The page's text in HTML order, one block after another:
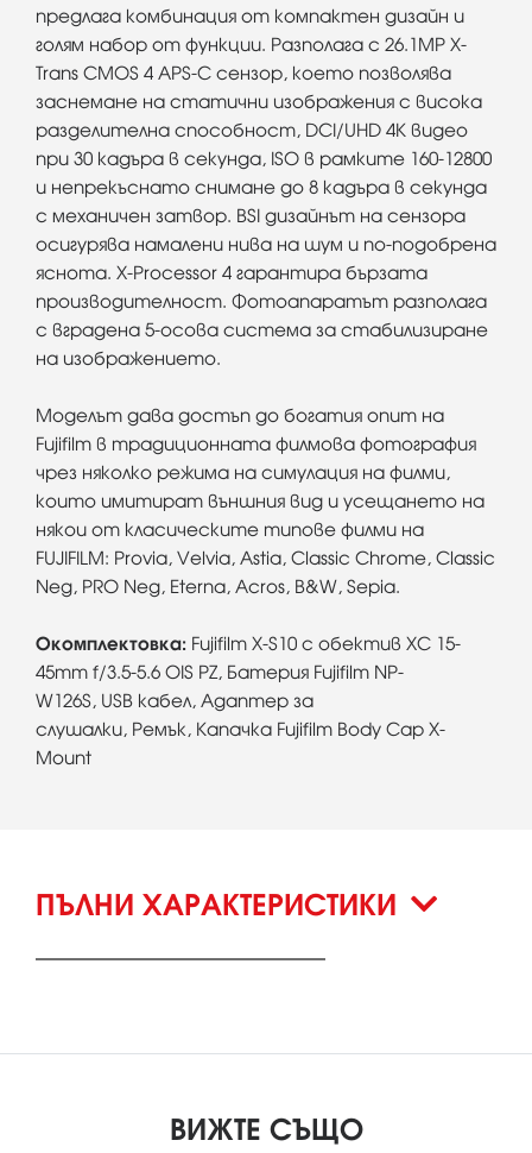
предлага комбинация от компактен дизайн и
голям набор от функции. Разполага с 26.1MP X-
Trans CMOS 4 APS-C сензор, което позволява
заснемане на статични изображения с висока
разделителна способност, DCI/UHD 4K видео
при 30 кадъра в секунда, ISO в рамките 160-12800
и непрекъснато снимане до 8 кадъра в секунда
с механичен затвор. BSI дизайнът на сензора
осигурява намалени нива на шум и по-подобрена
яснота. X-Processor 4 гарантира бързата
производителност. Фотоапаратът разполага
с вградена 5-осова система за стабилизиране
на изображението.
Моделът дава достъп до богатия опит на
Fujifilm в традиционната филмова фотография
чрез няколко режима на симулация на филми,
които имитират външния вид и усещането на
някои от класическите типове филми на
FUJIFILM: Provia, Velvia, Astia, Classic Chrome, Classic
Neg, PRO Neg, Eterna, Acros, B&W, Sepia.
Окомплектовка: Fujifilm X-S10 с обектив XC 15-
45mm f/3.5-5.6 OIS PZ, Батерия Fujifilm NP-
W126S, USB кабел, Адаптер за
слушалки, Ремък, Капачка Fujifilm Body Cap X-
Mount
ПЪЛНИ ХАРАКТЕРИСТИКИ
ВИЖТЕ СЪЩО